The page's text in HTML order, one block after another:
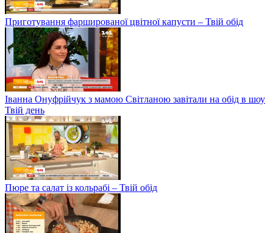
Приготування фаршированої цвітної капусти – Твій обід
Іванна Онуфрійчук з мамою Світланою завітали на обід в шоу
Твій день
Пюре та салат із кольрабі – Твій обід